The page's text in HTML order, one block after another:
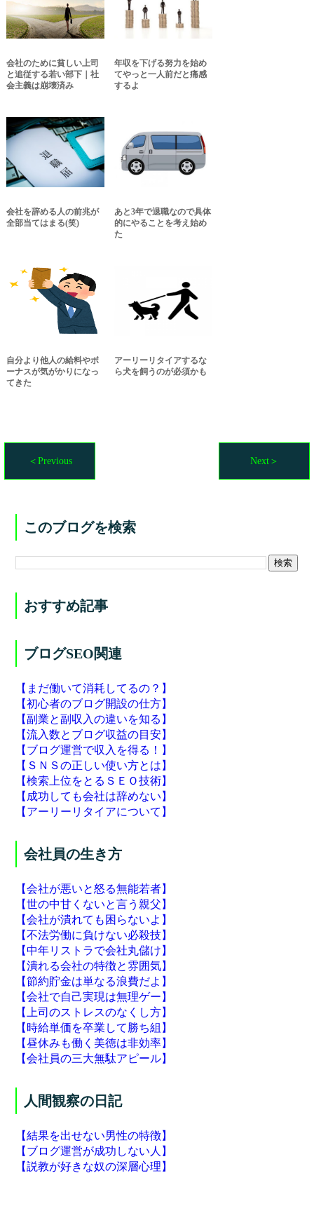
会社のために貧しい上司
と追従する若い部下｜社
会主義は崩壊済み
年収を下げる努力を始め
てやっと一人前だと痛感
するよ
会社を辞める人の前兆が
全部当てはまる(笑)
あと3年で退職なので具体
的にやることを考え始め
た
自分より他人の給料やボ
ーナスが気がかりになっ
てきた
アーリーリタイアするな
ら犬を飼うのが必須かも
＜Previous Next＞
このブログを検索
おすすめ記事
ブログSEO関連
【まだ働いて消耗してるの？】
【初心者のブログ開設の仕方】
【副業と副収入の違いを知る】
【流入数とブログ収益の目安】
【ブログ運営で収入を得る！】
【ＳＮＳの正しい使い方とは】
【検索上位をとるＳＥＯ技術】
【成功しても会社は辞めない】
【アーリーリタイアについて】
会社員の生き方
【会社が悪いと怒る無能若者】
【世の中甘くないと言う親父】
【会社が潰れても困らないよ】
【不法労働に負けない必殺技】
【中年リストラで会社丸儲け】
【潰れる会社の特徴と雰囲気】
【節約貯金は単なる浪費だよ】
【会社で自己実現は無理ゲー】
【上司のストレスのなくし方】
【時給単価を卒業して勝ち組】
【昼休みも働く美徳は非効率】
【会社員の三大無駄アピール】
人間観察の日記
【結果を出せない男性の特徴】
【ブログ運営が成功しない人】
【説教が好きな奴の深層心理】